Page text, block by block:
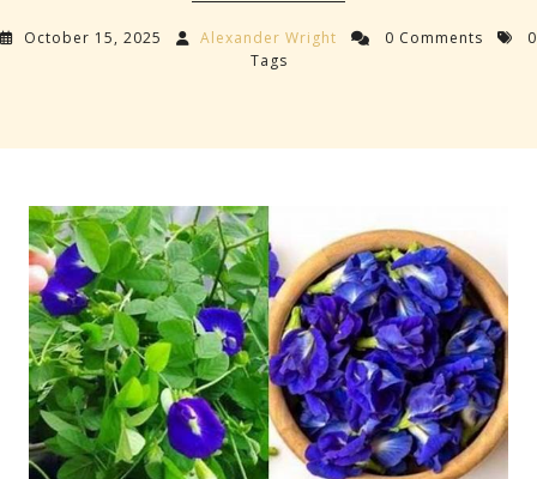
October 15, 2025 Alexander Wright 0 Comments
0
Tags